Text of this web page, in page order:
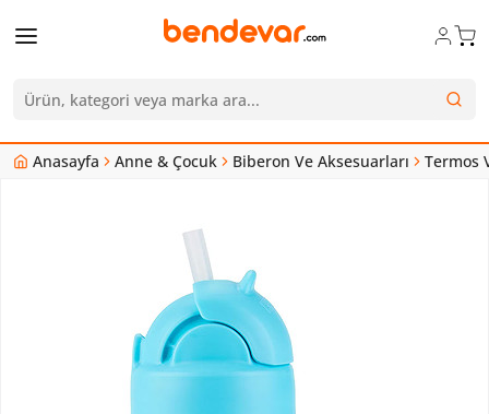
Anasayfa Anne & Çocuk Biberon Ve Aksesuarları Termos